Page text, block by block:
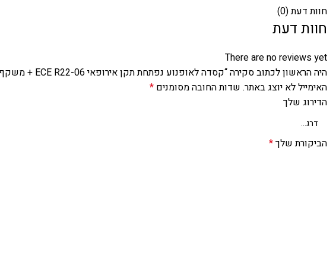
חוות דעת (0)
חוות דעת
There are no reviews yet
היה הראשון לכתוב סקירה “קסדה לאופנוע נפתחת תקן אירופאי ECE R22-06 + משקף שמש פנימי”
האימייל לא יוצג באתר. שדות החובה מסומנים *
הדירוג שלך
הביקורת שלך*